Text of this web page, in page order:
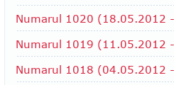
Numarul 1020 (18.05.2012
Numarul 1019 (11.05.2012
Numarul 1018 (04.05.2012